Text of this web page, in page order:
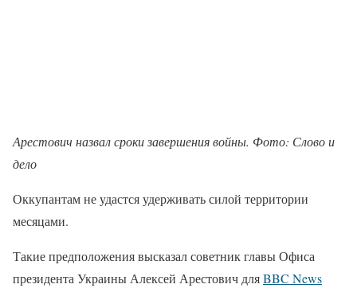
Арестович назвал сроки завершения войны. Фото: Слово и
дело
Оккупантам не удастся удерживать силой территории
месяцами.
Такие предположения высказал советник главы Офиса
президента Украины Алексей Арестович дляBBC News